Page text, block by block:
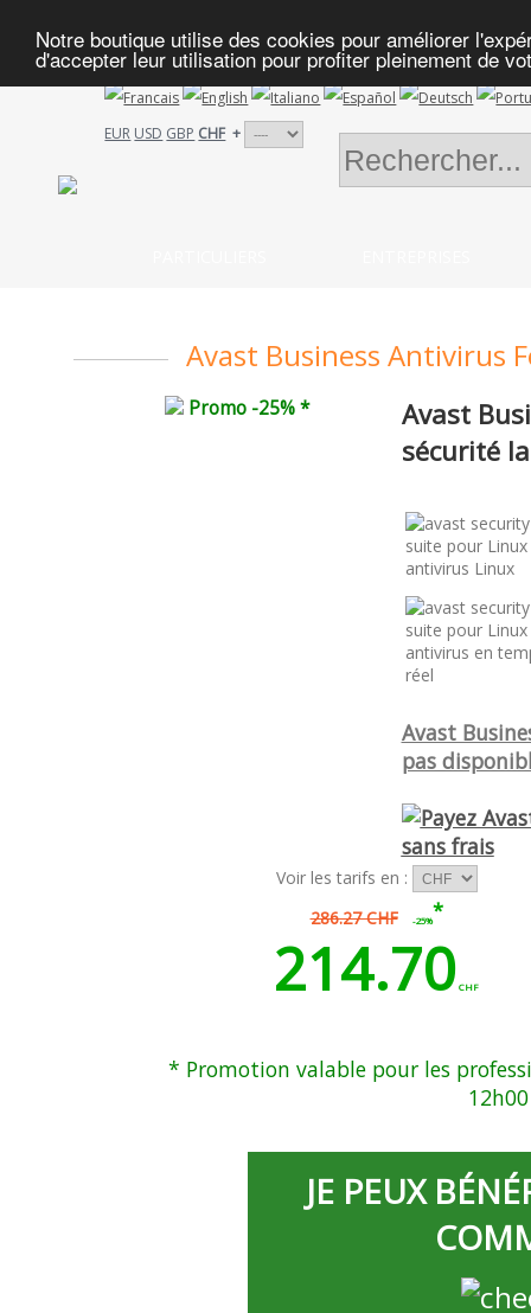
Notre boutique utilise des cookies pour améliorer
d'accepter leur utilisation pour profiter pleinement de
EUR USD GBP CHF +
Avast Business Antivirus
Promo -25% *
Avast
sécurité
Avast
pas
Voir les tarifs en :
286.27 CHF
-25%*
214.70 CHF
* Promotion valable pour les
JE PEUX